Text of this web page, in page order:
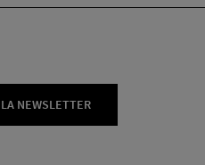
NEWSLETTER